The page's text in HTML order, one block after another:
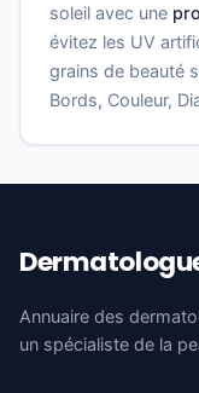
soleil avec une
évitez les UV
grains de beauté
Bords, Couleur,
Annuaire des
un spécialiste de la